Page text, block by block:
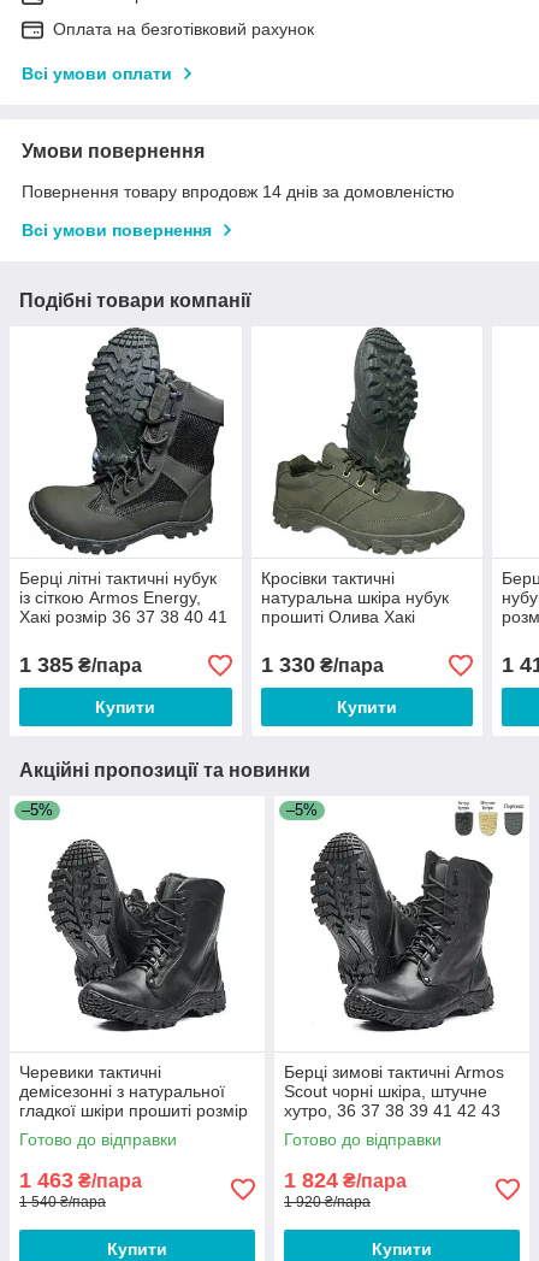
Оплата на безготівковий рахунок
Всі умови оплати
Умови повернення
Повернення товару впродовж 14 днів за домовленістю
Всі умови повернення
Подібні товари компанії
Берці літні тактичні нубук
із сіткою Armos Energy,
Хакі розмір 36 37 38 40 41
1 385 ₴/пара
Купити
Кросівки тактичні
натуральна шкіра нубук
прошиті Олива Хакі
42 43 44 45 46
1 330₴/пара
Купити
1
Акційні пропозиції та новинки
–5%
Черевики тактичні
демісезонні з натуральної
гладкої шкіри прошиті розмір
39 40 41 42 43 44 45 46
Готово до відправки
1 463 ₴/пара
1 540 ₴/пара
Купити
–5%
Берці зимові тактичні Armos
Scout чорні шкіра, штучне
хутро, 36 37 38 39 41 42 43
44 45 46 47 48
Готово до відправки
1 824 ₴/пара
1 920 ₴/пара
Купити